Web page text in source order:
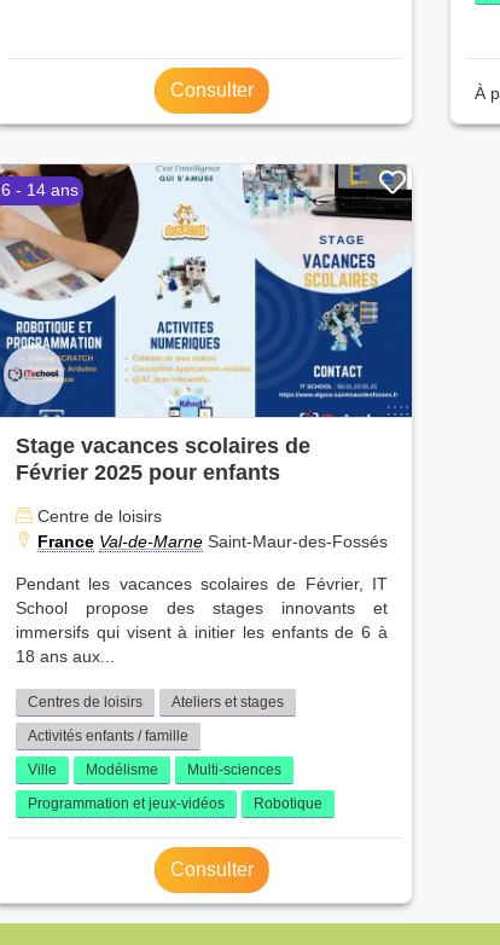
Consulter
6 - 14 ans
Stage vacances scolaires de
Février 2025 pour enfants
Centre de loisirs
France Val-de-Marne Saint-Maur-des-Fossés
Pendant les vacances scolaires de Février, IT
School propose des stages innovants et
immersifs qui visent à initier les enfants de 6 à
18 ans aux...
Centres de loisirs
Ateliers et stages
Activités enfants / famille
Ville
Modélisme
Multi-sciences
Programmation et jeux-vidéos
Robotique
Consulter